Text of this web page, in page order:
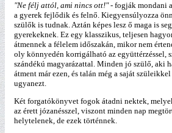
"Ne félj attól, ami nincs ott!"- fogják mondani
a gyerek fejlődik és felnő. Kiegyensúlyozza
szülők is tudnak. Aztán képes lesz ő maga is
gyerekeknek. Ez egy klasszikus, teljesen
átmennek a félelem időszakán, mikor nem
oly könnyedén korrigálható az együttérzéssel,
szándékú magyarázattal. Minden jó szülő, aki
átment már ezen, és talán még a saját
ugyanezt.
Két forgatókönyvet fogok átadni nektek,
az érett józanésszel, viszont minden nap
helytelenek, de ezek történnek.